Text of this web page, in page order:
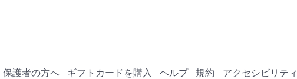
保護者の方へ ギフトカードを購入 ヘルプ 規約 アクセシビリティ